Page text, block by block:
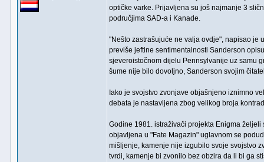
optičke varke. Prijavljena su još najmanje 3
područjima SAD-a i Kanade.
"Nešto zastrašujuće ne valja ovdje", napisao je
previše jeftine sentimentalnosti Sanderson
sjeveroistočnom dijelu Pennsylvanije uz samu
šume nije bilo dovoljno, Sanderson svojim
Iako je svojstvo zvonjave objašnjeno iznimno
debata je nastavljena zbog velikog broja
Godine 1981. istraživači projekta Enigma
objavljena u "Fate Magazin" uglavnom se
mišljenje, kamenje nije izgubilo svoje svojstvo
tvrdi, kamenje bi zvonilo bez obzira da li bi ga